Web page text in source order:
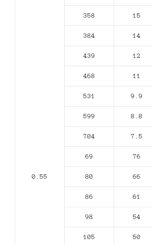
0.55
358 15
384 14
439 12
468 11
531 9.9
599 8.8
704 7.5
69 76
80 66
86 61
98 54
105 50